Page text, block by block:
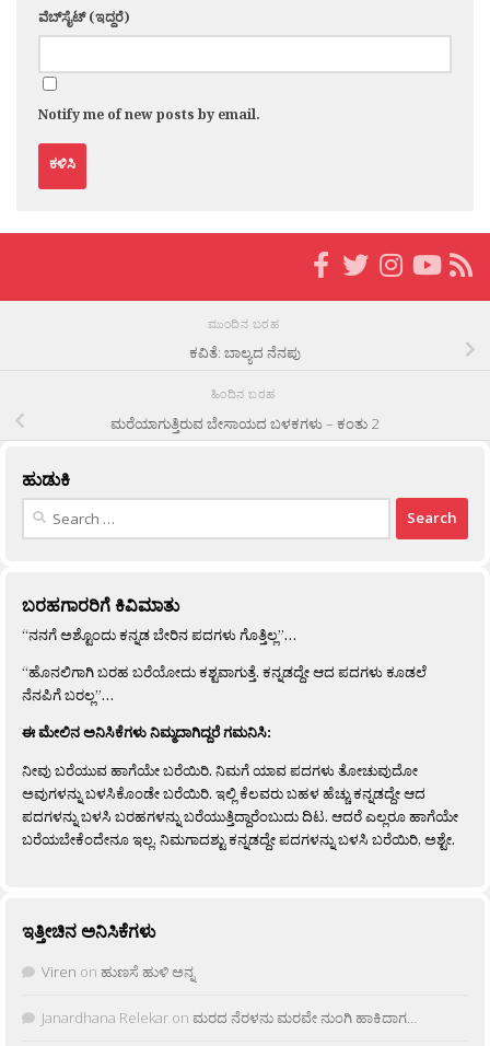
ವೆಬ್‌ಸೈಟ್ (ಇದ್ದರೆ)
Notify me of new posts by email.
ಮುಂದಿನ ಬರಹ
ಕವಿತೆ: ಬಾಲ್ಯದ ನೆನಪು
ಹಿಂದಿನ ಬರಹ
ಮರೆಯಾಗುತ್ತಿರುವ ಬೇಸಾಯದ ಬಳಕಗಳು – ಕಂತು 2
ಹುಡುಕಿ
Search
ಬರಹಗಾರರಿಗೆ ಕಿವಿಮಾತು
“ನನಗೆ ಅಶ್ಟೊಂದು ಕನ್ನಡ ಬೇರಿನ ಪದಗಳು ಗೊತ್ತಿಲ್ಲ”…
“ಹೊನಲಿಗಾಗಿ ಬರಹ ಬರೆಯೋದು ಕಶ್ಟವಾಗುತ್ತೆ. ಕನ್ನಡದ್ದೇ ಆದ ಪದಗಳು ಕೂಡಲೆ
ನೆನಪಿಗೆ ಬರಲ್ಲ”…
ಈ ಮೇಲಿನ ಅನಿಸಿಕೆಗಳು ನಿಮ್ಮದಾಗಿದ್ದರೆ ಗಮನಿಸಿ:
ನೀವು ಬರೆಯುವ ಹಾಗೆಯೇ ಬರೆಯಿರಿ. ನಿಮಗೆ ಯಾವ ಪದಗಳು ತೋಚುವುದೋ
ಅವುಗಳನ್ನು ಬಳಸಿಕೊಂಡೇ ಬರೆಯಿರಿ. ಇಲ್ಲಿ ಕೆಲವರು ಬಹಳ ಹೆಚ್ಚು ಕನ್ನಡದ್ದೇ ಆದ
ಪದಗಳನ್ನು ಬಳಸಿ ಬರಹಗಳನ್ನು ಬರೆಯುತ್ತಿದ್ದಾರೆಂಬುದು ದಿಟ. ಆದರೆ ಎಲ್ಲರೂ ಹಾಗೆಯೇ
ಬರೆಯಬೇಕೆಂದೇನೂ ಇಲ್ಲ. ನಿಮಗಾದಶ್ಟು ಕನ್ನಡದ್ದೇ ಪದಗಳನ್ನು ಬಳಸಿ ಬರೆಯಿರಿ, ಅಶ್ಟೇ.
ಇತ್ತೀಚಿನ ಅನಿಸಿಕೆಗಳು
Viren on ಹುಣಸೆ ಹುಳಿ ಅನ್ನ
Janardhana Relekar on ಮರದ ನೆರಳನು ಮರವೇ ನುಂಗಿ ಹಾಕಿದಾಗ…